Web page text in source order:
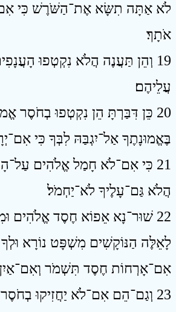
לֹא אַתָּה תִשָּׂא אֶת־הַשֹּׁרֶשׁ כִּי
אֹתָךְ׃
19 וְהֵן תַּעֲנֶה הֲלֹא נִקְטְפוּ
עֲלֵיהֶם׃
20 כֵּן דִּבַּרְתָּ הֵן נִקְטְפוּ בְחֹסֶר
בֶּאֱמוּנָתֶךָ אַל־יִגְבַּהּ לִבְּךָ כִּי
21 כִּי אִם־לֹא חָמַל אֱלֹהִים
הֲלֹא גַּם־עָלֶיךָ לֹא־יַחְמֹל׃
22 שׁוּר־נָא אֵפוֹא חֶסֶד אֱלֹהִים
לָאֵלֶּה הַנּוֹקָשִׁים מִשְׁפָּט נוֹרָא
אִם־אָרְחוֹת חֶסֶד תִּשְׁמֹר
23 וְגַם־הֵם אִם־לֹא יַחֲזִיקוּ